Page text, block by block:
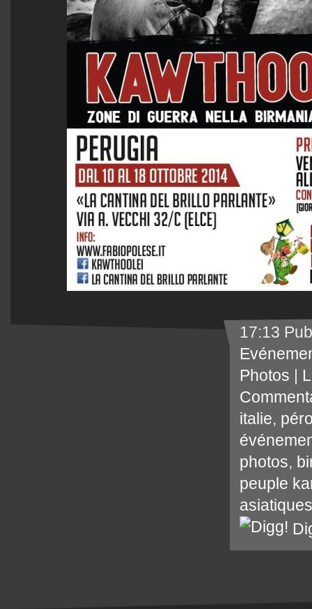
17:13
Photos |
italie,
photos,
peuple
asiatiques